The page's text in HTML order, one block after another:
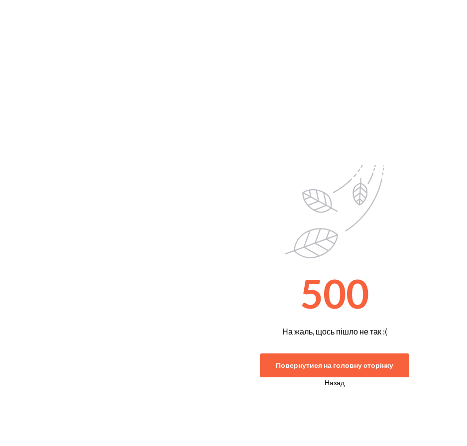
500
На жаль, щось пішло не так :(
Повернутися на головну сторінку
Назад